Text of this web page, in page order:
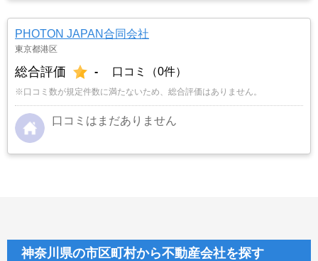
PHOTON JAPAN合同会社
東京都港区
総合評価 - 口コミ（0件）
※口コミ数が規定件数に満たないため、総合評価はありません。
口コミはまだありません
神奈川県の市区町村から不動産会社を探す